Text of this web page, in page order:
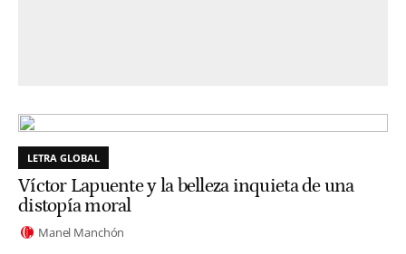
LETRA GLOBAL
Víctor Lapuente y la belleza inquieta de una
distopía moral
Manel Manchón